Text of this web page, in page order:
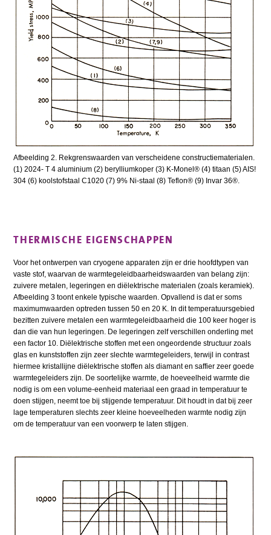
Afbeelding 2. Rekgrenswaarden van verscheidene constructiematerialen.
(1) 2024- T 4 aluminium (2) berylliumkoper (3) K-Monel® (4) titaan (5) AIS!
304 (6) koolstofstaal C1020 (7) 9% Ni-staal (8) Teflon® (9) Invar 36®.
THERMISCHE EIGENSCHAPPEN
Voor het ontwerpen van cryogene apparaten zijn er drie hoofdtypen van
vaste stof, waarvan de warmtegeleidbaarheidswaarden van belang zijn:
zuivere metalen, legeringen en diëlektrische materialen (zoals keramiek).
Afbeelding 3 toont enkele typische waarden. Opvallend is dat er soms
maximumwaarden optreden tussen 50 en 20 K. In dit temperatuursgebied
bezitten zuivere metalen een warmtegeleidbaarheid die 100 keer hoger is
dan die van hun legeringen. De legeringen zelf verschillen onderling met
een factor 10. Diëlektrische stoffen met een ongeordende structuur zoals
glas en kunststoffen zijn zeer slechte warmtegeleiders, terwijl in contrast
hiermee kristallijne diëlektrische stoffen als diamant en saffier zeer goede
warmtegeleiders zijn. De soortelijke warmte, de hoeveelheid warmte die
nodig is om een volume-eenheid materiaal een graad in temperatuur te
doen stijgen, neemt toe bij stijgende temperatuur. Dit houdt in dat bij zeer
lage temperaturen slechts zeer kleine hoeveelheden warmte nodig zijn
om de temperatuur van een voorwerp te laten stijgen.